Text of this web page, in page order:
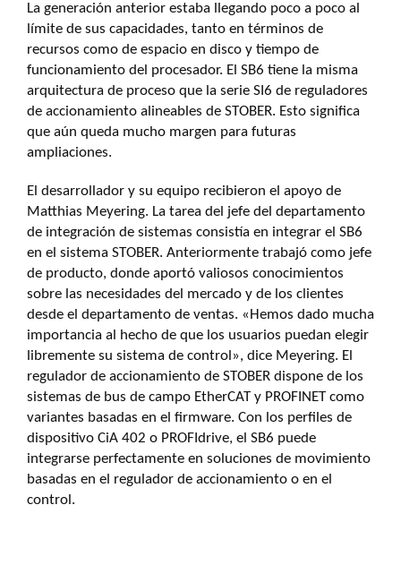
La generación anterior estaba llegando poco a poco al
límite de sus capacidades, tanto en términos de
recursos como de espacio en disco y tiempo de
funcionamiento del procesador. El SB6 tiene la misma
arquitectura de proceso que la serie SI6 de reguladores
de accionamiento alineables de STOBER. Esto significa
que aún queda mucho margen para futuras
ampliaciones.
El desarrollador y su equipo recibieron el apoyo de
Matthias Meyering. La tarea del jefe del departamento
de integración de sistemas consistía en integrar el SB6
en el sistema STOBER. Anteriormente trabajó como jefe
de producto, donde aportó valiosos conocimientos
sobre las necesidades del mercado y de los clientes
desde el departamento de ventas. «Hemos dado mucha
importancia al hecho de que los usuarios puedan elegir
libremente su sistema de control», dice Meyering. El
regulador de accionamiento de STOBER dispone de los
sistemas de bus de campo EtherCAT y PROFINET como
variantes basadas en el firmware. Con los perfiles de
dispositivo CiA 402 o PROFIdrive, el SB6 puede
integrarse perfectamente en soluciones de movimiento
basadas en el regulador de accionamiento o en el
control.